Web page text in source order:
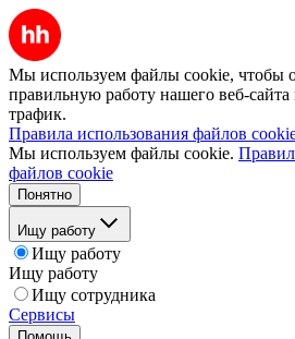
Мы используем файлы cookie, чтобы
правильную работу нашего веб-сайта
трафик.
Правила использования файлов
Мы используем файлы cookie.
файлов cookie
Понятно
Ищу работу
Ищу работу
Ищу работу
Ищу сотрудника
Сервисы